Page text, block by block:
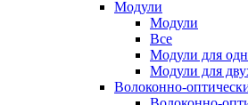
Модули
Модули
Все
Модули для
Модули для
Волоконно-